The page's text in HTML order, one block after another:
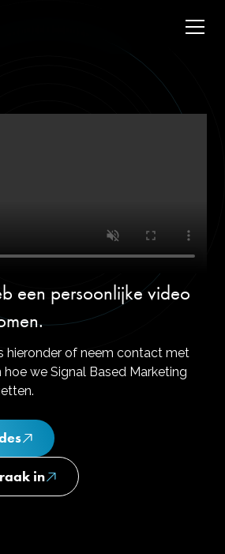
een persoonlijke video
hieronder of neem contact met
we Signal Based Marketing
in